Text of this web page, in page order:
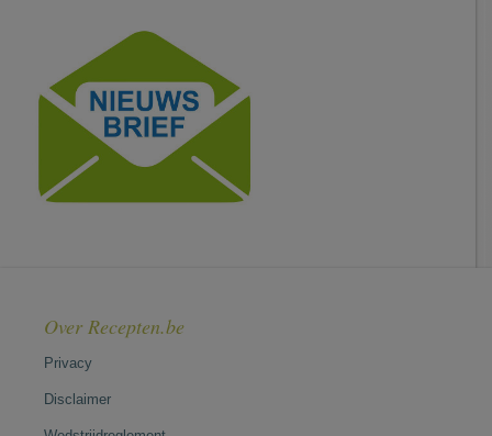
Over Recepten.be
Privacy
Disclaimer